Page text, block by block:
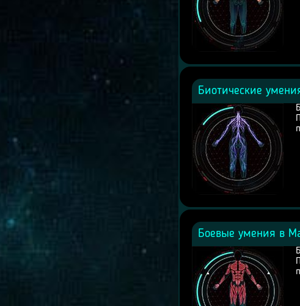
Биотические
Боевые умения в